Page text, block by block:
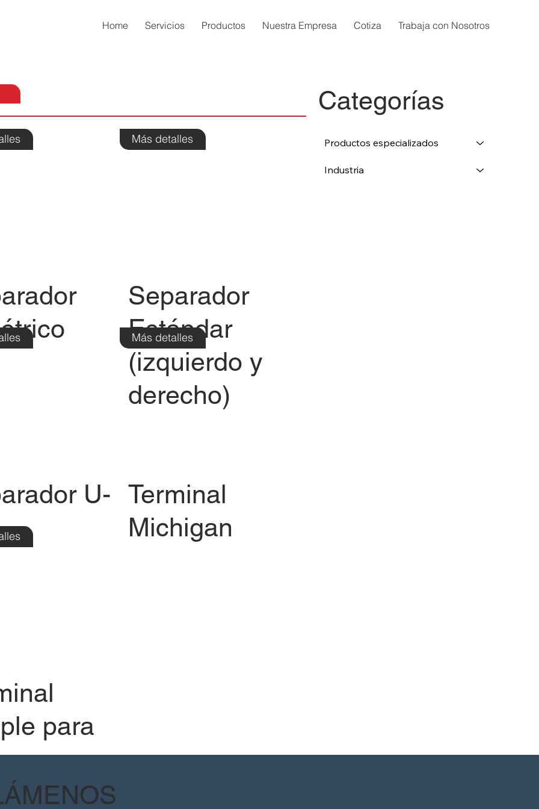
Home Servicios Productos Nuestra Empresa Cotiza Trabaja con Nosotros
Separador
Estándar
(izquierdo y
derecho)
Más detalles
U-
Terminal
Michigan
Más detalles
para
Onda
Productos especializados
Industria
Categorías